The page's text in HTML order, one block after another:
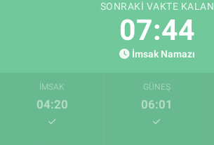
SONRAKI VAKTE KALAN
07:43
İmsak Namazı
İMSAK
04:20
GÜNEŞ
06:01